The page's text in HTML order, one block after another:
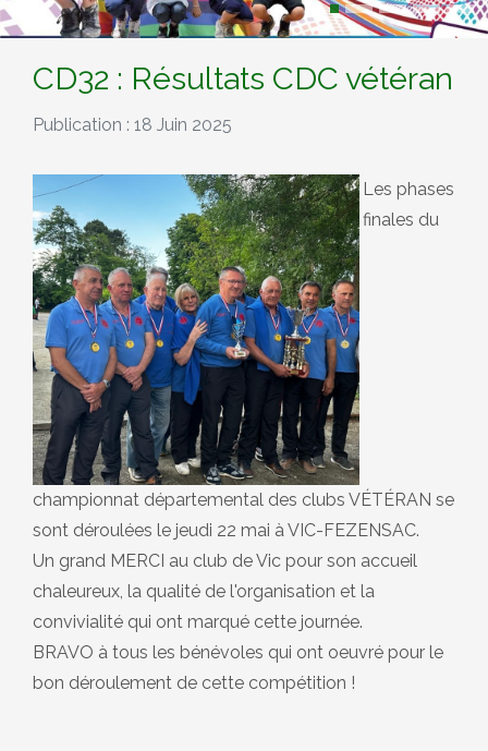
CD32 : Résultats CDC vétéran
Publication : 18 Juin 2025
Les phases
finales du
championnat départemental des clubs VÉTÉRAN se
sont déroulées le jeudi 22 mai à VIC-FEZENSAC.
Un grand MERCI au club de Vic pour son accueil
chaleureux, la qualité de l'organisation et la
convivialité qui ont marqué cette journée.
BRAVO à tous les bénévoles qui ont oeuvré pour le
bon déroulement de cette compétition !